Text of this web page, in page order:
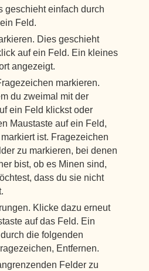
geschieht einfach durch
Feld.
Dies geschieht
auf ein Feld. Ein kleines
angezeigt.
markieren.
du zweimal mit der
ein Feld klickst oder
Maustaste auf ein Feld,
ist. Fragezeichen
zu markieren, bei denen
bist, ob es Minen sind,
dass du sie nicht
Klicke dazu erneut
auf das Feld. Ein
die folgenden
Entfernen.
Felder zu